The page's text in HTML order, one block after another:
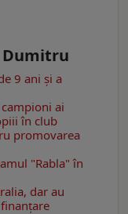
Dumitru
9 ani și a
ai
în club
promovarea
"Rabla" în
dar au